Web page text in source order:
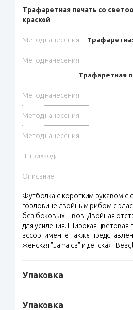
Трафаретная печать со
краской
Метод нанесения:
Метод нанесения:
Трафаретная
Метод нанесения:
Метод нанесения:
Метод нанесения:
Штрихкод:
Описание:
Футболка с коротким рукавом с
горловине двойным рибом с
без боковых швов. Двойная
для усиления. Широкая цветовая
ассортименте также
женская "Jamaica" и детская
Упаковка
Упаковка